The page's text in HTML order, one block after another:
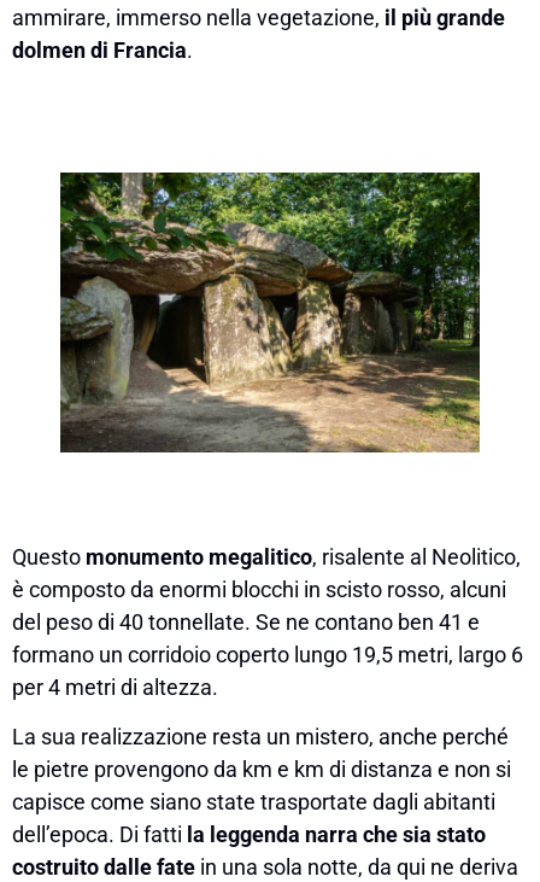
ammirare, immerso nella vegetazione, il più grande
dolmen di Francia.
Questo monumento megalitico, risalente al Neolitico,
è composto da enormi blocchi in scisto rosso, alcuni
del peso di 40 tonnellate. Se ne contano ben 41 e
formano un corridoio coperto lungo 19,5 metri, largo 6
per 4 metri di altezza.
La sua realizzazione resta un mistero, anche perché
le pietre provengono da km e km di distanza e non si
capisce come siano state trasportate dagli abitanti
dell’epoca. Di fatti la leggenda narra che sia stato
costruito dalle fate in una sola notte, da qui ne deriva